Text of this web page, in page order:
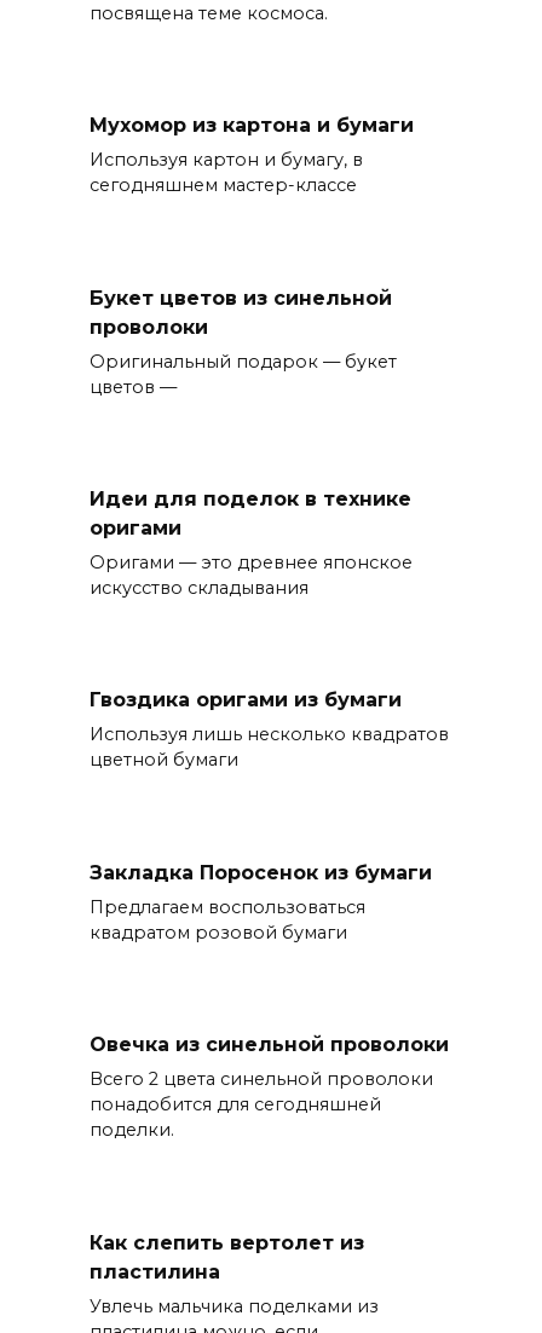
посвящена теме космоса.
Мухомор из картона и бумаги
Используя картон и бумагу, в
сегодняшнем мастер-классе
Букет цветов из синельной
проволоки
Оригинальный подарок — букет
цветов —
Идеи для поделок в технике
оригами
Оригами — это древнее японское
искусство складывания
Гвоздика оригами из бумаги
Используя лишь несколько квадратов
цветной бумаги
Закладка Поросенок из бумаги
Предлагаем воспользоваться
квадратом розовой бумаги
Овечка из синельной проволоки
Всего 2 цвета синельной проволоки
понадобится для сегодняшней
поделки.
Как слепить вертолет из
пластилина
Увлечь мальчика поделками из